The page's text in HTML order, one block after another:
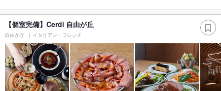
【個室完備】Cerdi 自由が丘
自由が丘 イタリアン・フレンチ